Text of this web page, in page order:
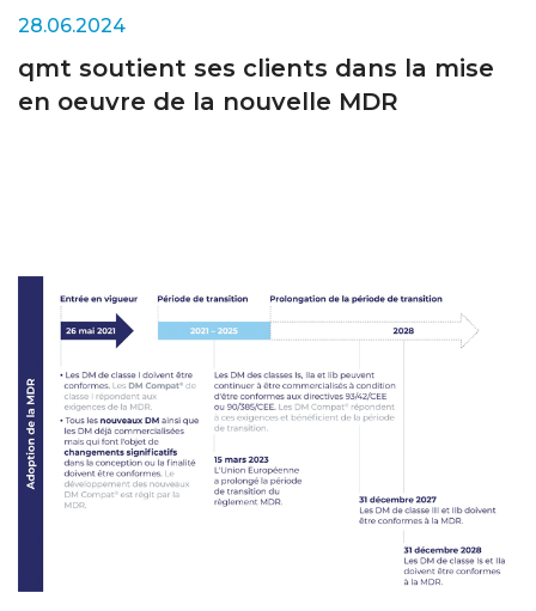
28.06.2024
qmt soutient ses clients dans la mise
en oeuvre de la nouvelle MDR